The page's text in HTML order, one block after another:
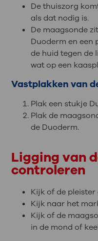
De thuiszorg
als dat nodig is.
De maagsonde
Duoderm en een
de huid tegen de
wat op een
Vastplakken van
Plak een stukje
Plak de
de Duoderm.
Ligging van
controleren
Kijk of de
Kijk naar het
Kijk of de
in de mond of